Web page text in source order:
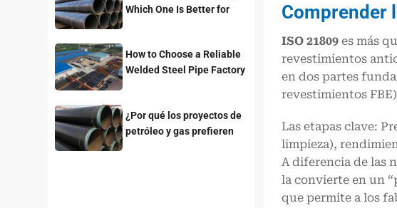
Which One Is Better for
How to Choose a Reliable
Welded Steel Pipe Factory
¿Por qué los proyectos de
petróleo y gas prefieren
Comprender
ISO 21809es más
revestimientos
en dos partes
revestimientos
Las etapas clave:
limpieza),
A diferencia de las
la convierte en un
que permite a los